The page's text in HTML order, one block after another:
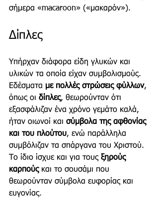
σήμερα «macaroon» («μακαρόν»).
Δίπλες
Υπήρχαν διάφορα είδη γλυκών και
υλικών τα οποία είχαν συμβολισμούς.
Εδέσματα με πολλές στρώσεις φύλλων,
όπως οι δίπλες, θεωρούνταν ότι
εξασφάλιζαν ένα χρόνο γεμάτο καλά,
ήταν οιωνοί και σύμβολα της αφθονίας
και του πλούτου, ενώ παράλληλα
συμβόλιζαν τα σπάργανα του Χριστού.
Το ίδιο ίσχυε και για τους ξηρούς
καρπούς και το σουσάμι που
θεωρούνταν σύμβολα ευφορίας και
ευγονίας.